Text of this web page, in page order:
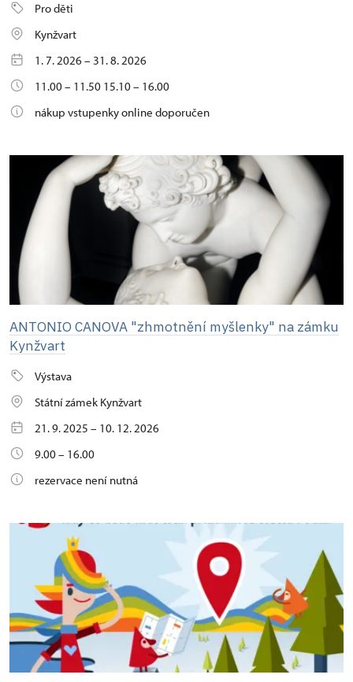
Pro děti
Kynžvart
1. 7. 2026 – 31. 8. 2026
11.00 – 11.50 15.10 – 16.00
nákup vstupenky online doporučen
ANTONIO CANOVA "zhmotnění myšlenky" na zámku
Kynžvart
Výstava
Státní zámek Kynžvart
21. 9. 2025 – 10. 12. 2026
9.00 – 16.00
rezervace není nutná